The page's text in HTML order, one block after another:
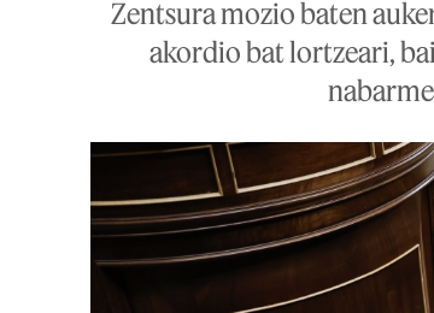
Zentsura mozio baten
akordio bat lortzeari,